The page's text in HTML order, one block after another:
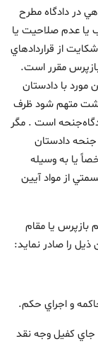
شفاهي در دادگاه مطرح
يا عدم صلاحيت يا
از قراردادهاي
مقرر است.
مورد با دادستان
متهم شود ظرف
است . مگر
جنحه دادستان
يا به وسيله
از مواد آيين
بازپرس یا مقام
را صادر نمايد:
جاي كفيل وجه نقد